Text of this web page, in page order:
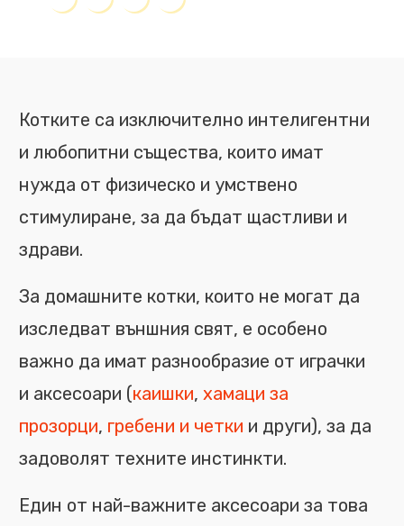
Котките са изключително интелигентни
и любопитни същества, които имат
нужда от физическо и умствено
стимулиране, за да бъдат щастливи и
здрави.
За домашните котки, които не могат да
изследват външния свят, е особено
важно да имат разнообразие от играчки
и аксесоари (каишки, хамаци за
прозорци, гребени и четки и други), за да
задоволят техните инстинкти.
Един от най-важните аксесоари за това